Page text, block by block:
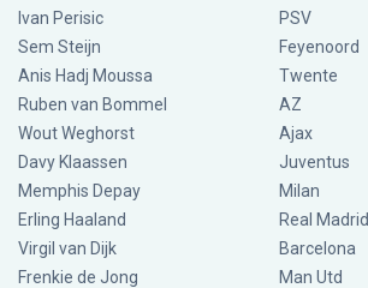
Ivan Perisic
Sem Steijn
Anis Hadj Moussa
Ruben van Bommel
Wout Weghorst
Davy Klaassen
Memphis Depay
Erling Haaland
Virgil van Dijk
Frenkie de Jong
PSV
Feyenoord
Twente
AZ
Ajax
Juventus
Milan
Real Madrid
Barcelona
Man Utd